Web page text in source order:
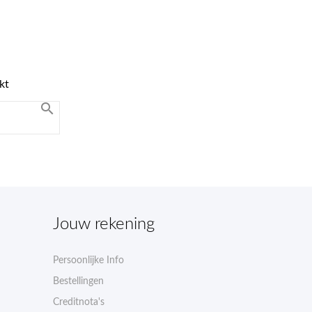

Jouw rekening
Persoonlijke Info
Bestellingen
Creditnota's